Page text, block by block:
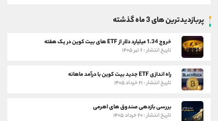
پربازدیدترین های 3 ماه گذشته
خروج 1.34 میلیارد دلار از ETF های بیت کوین در یک هفته
تاریخ انتشار : ۶ تیر ۱۴۰۵
راه اندازی ETF جدید بیت کوین با درآمد ماهانه
تاریخ انتشار : ۲۱ خرداد ۱۴۰۵
بررسی بازدهی صندوق های اهرمی
تاریخ انتشار : ۲۰ خرداد ۱۴۰۵